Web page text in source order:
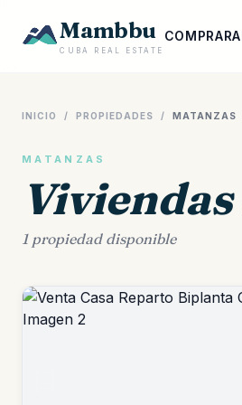
Mambbu
CUBA REAL ESTATE
COMPRAR
INICIO / PROPIEDADES / MATANZAS
MATANZAS
1 propiedad disponible